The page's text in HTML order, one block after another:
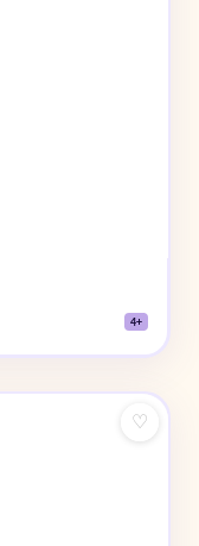
4+
♡